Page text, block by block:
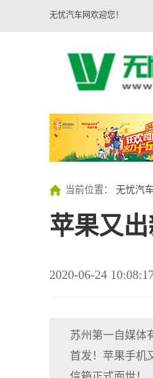
无忧汽车网欢迎您！
当前位置： 无忧汽
苹果又
2020-06-24
苏州第一自媒体
首发！苹果手机